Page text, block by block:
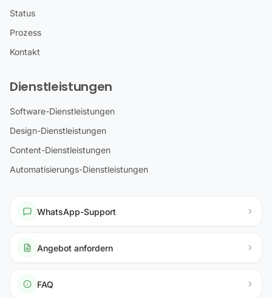
Status
Prozess
Kontakt
Dienstleistungen
Software-Dienstleistungen
Design-Dienstleistungen
Content-Dienstleistungen
Automatisierungs-Dienstleistungen
WhatsApp-Support
Angebot anfordern
FAQ